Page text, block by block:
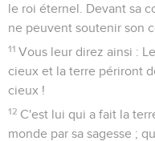
le roi éternel. Devant sa
ne peuvent soutenir son
11 Vous leur direz ainsi :
cieux et la terre périront
cieux !
12 C'est lui qui a fait la
monde par sa sagesse ;